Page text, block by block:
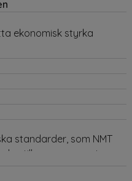
offentlig
ekonomisk styrka
och ta nya idéer till
som
bättre val och driva
standarder, som NMT
till en permanent
(